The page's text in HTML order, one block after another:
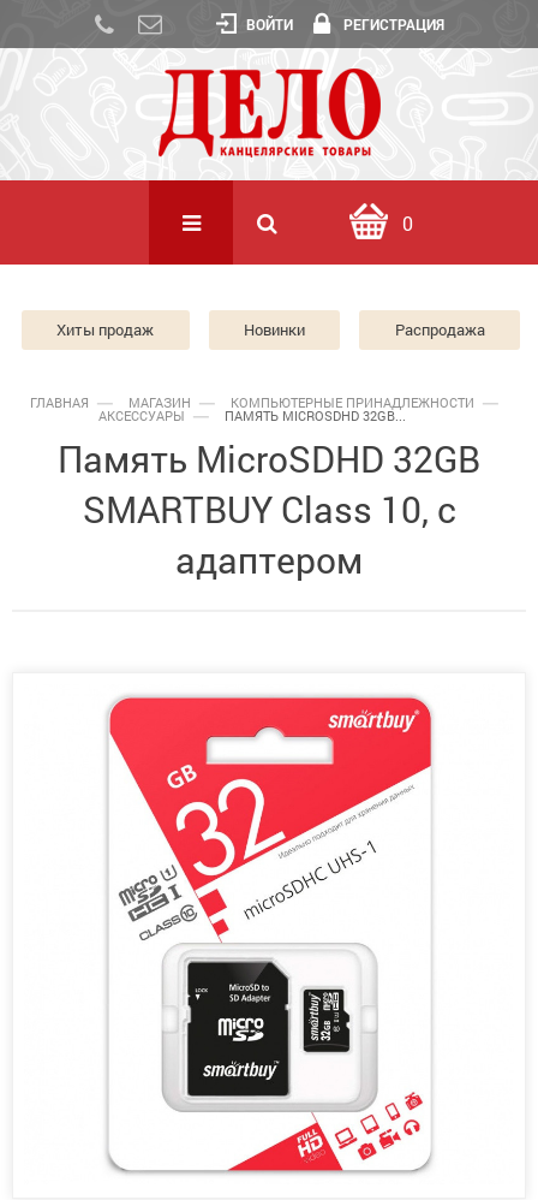
ВОЙТИ РЕГИСТРАЦИЯ
0
Хиты продаж Новинки Распродажа
ГЛАВНАЯ МАГАЗИН КОМПЬЮТЕРНЫЕ ПРИНАДЛЕЖНОСТИ
АКСЕССУАРЫ ПАМЯТЬ MICROSDHD 32GB...
Память MicroSDHD 32GB
SMARTBUY Class 10, с
адаптером